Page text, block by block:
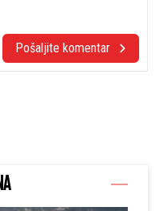
Pošaljite komentar